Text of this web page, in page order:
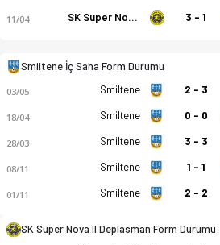
FK Smiltene/Bjss - SK Super Nova
11/04 SK Super Nova II 3 - 1
Smiltene İç Saha Form Durumu
03/05 Smiltene 2 - 3
18/04 Smiltene 0 - 0
28/03 Smiltene 3 - 3
08/11 Smiltene 1 - 1
01/11 Smiltene 2 - 2
SK Super Nova II Deplasman Form Durumu